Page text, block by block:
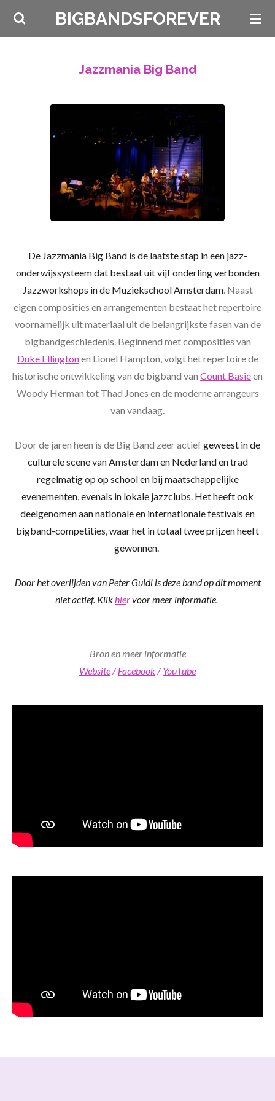
Ga
BIGBANDSFOREVER
Jazzmania Big Band
De Jazzmania Big Band is de laatste stap in een jazz-
onderwijssysteem dat bestaat uit vijf onderling verbonden
Jazzworkshops in de Muziekschool Amsterdam. Naast
eigen composities en arrangementen bestaat het repertoire
voornamelijk uit materiaal uit de belangrijkste fasen van de
bigbandgeschiedenis. Beginnend met composities van
Duke Ellingtonen Lionel Hampton, volgt het repertoire de
historische ontwikkeling van de bigband van Count Basieen
Woody Herman tot Thad Jones en de moderne arrangeurs
van vandaag.
Door de jaren heen is de Big Band zeer actiefgeweest in de
culturele scene van Amsterdam en Nederland en trad
regelmatig op op school en bij maatschappelijke
evenementen, evenals in lokale jazzclubs. Het heeft ook
deelgenomen aan nationale en internationale festivals en
bigband-competities, waar het in totaal twee prijzen heeft
gewonnen.
Door het overlijden van Peter Guidi is deze band op dit moment
niet actief. Klik hiervoor meer informatie.
Bron en meer informatie
Website /Facebook /YouTube